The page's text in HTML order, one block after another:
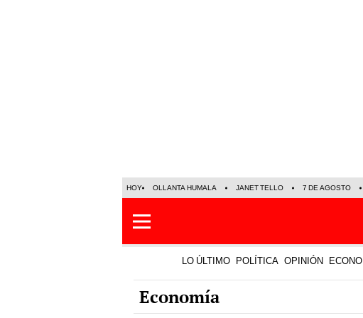
HOY OLLANTA HUMALA JANET TELLO 7 DE AGOSTO
LO ÚLTIMO POLÍTICA OPINIÓN
Economía